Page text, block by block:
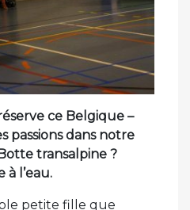
ce Belgique –
passions dans notre
transalpine ?
à l’eau.
petite fille que